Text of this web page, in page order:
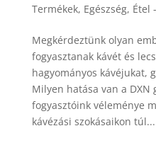
Termékek, Egészség, Étel
Megkérdeztünk olyan
fogyasztanak kávét és
hagyományos kávéjukat,
Milyen hatása van a DXN
fogyasztóink véleménye
kávézási szokásaikon túl...